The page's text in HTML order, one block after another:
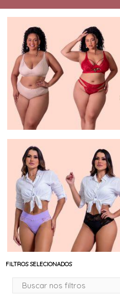
FILTROS SELECIONADOS